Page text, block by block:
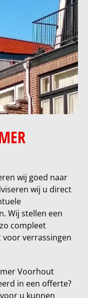
wij goed naar
wij u direct
Wij stellen een
compleet
verrassingen
Voorhout
in een offerte?
u kunnen